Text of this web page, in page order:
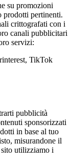
su promozioni
prodotti pertinenti.
crittografati con i
canali pubblicitari
servizi:
TikTok
pubblicità
sponsorizzati
in base al tuo
misurandone il
sito utilizziamo i